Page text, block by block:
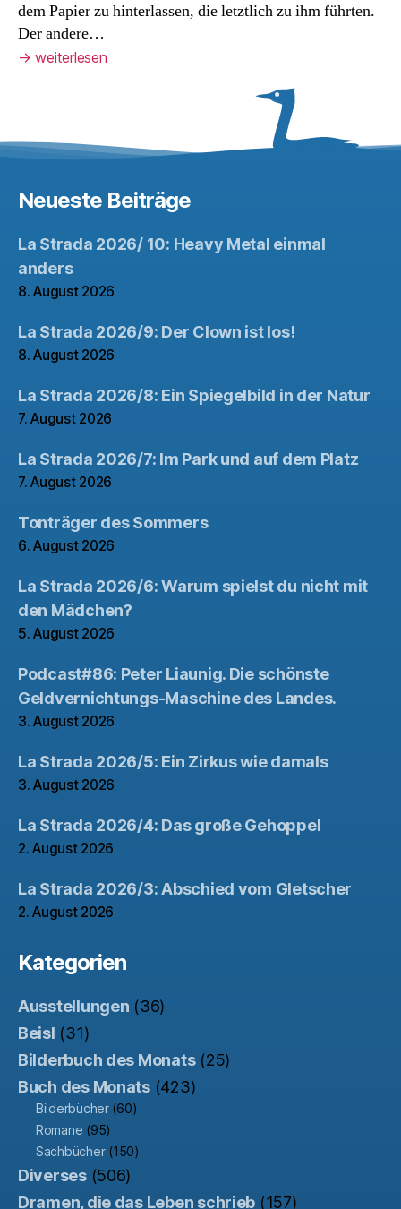
dem Papier zu hinterlassen, die letztlich zu ihm führten.
Der andere…
→ weiterlesen
Neueste Beiträge
La Strada 2026/ 10: Heavy Metal einmal
anders
8. August 2026
La Strada 2026/9: Der Clown ist los!
8. August 2026
La Strada 2026/8: Ein Spiegelbild in der Natur
7. August 2026
La Strada 2026/7: Im Park und auf dem Platz
7. August 2026
Tonträger des Sommers
6. August 2026
La Strada 2026/6: Warum spielst du nicht mit
den Mädchen?
5. August 2026
Podcast#86: Peter Liaunig. Die schönste
Geldvernichtungs-Maschine des Landes.
3. August 2026
La Strada 2026/5: Ein Zirkus wie damals
3. August 2026
La Strada 2026/4: Das große Gehoppel
2. August 2026
La Strada 2026/3: Abschied vom Gletscher
2. August 2026
Kategorien
Ausstellungen (36)
Beisl (31)
Bilderbuch des Monats(25)
Buch des Monats(423)
Bilderbücher(60)
Romane (95)
Sachbücher(150)
Diverses(506)
Dramen, die das Leben schrieb (157)